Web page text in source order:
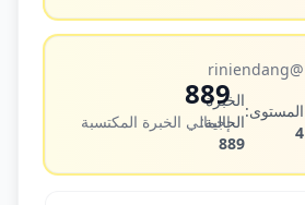
Rini
@riniendang
المستوى:
4
الخبرة
الحالية:
889
889
إجمالي الخبرة المكتسبة